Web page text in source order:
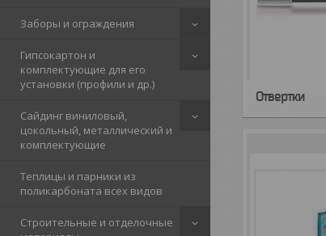
Заборы и ограждения
Гипсокартон и
комплектующие для его
установки (профили и др.)
Сайдинг виниловый,
цокольный, металлический и
комплектующие
Теплицы и парники из
поликарбоната всех видов
Строительные и отделочные
Отвертки